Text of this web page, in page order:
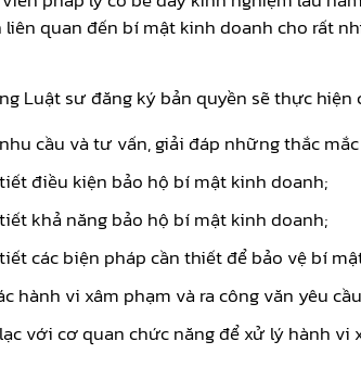
quan đến bí mật kinh doanh cho rất
Luật sư đăng ký bản quyền sẽ thực
cầu và tư vấn, giải đáp những thắc
điều kiện bảo hộ bí mật kinh doanh;
khả năng bảo hộ bí mật kinh doanh;
các biện pháp cần thiết để bảo vệ bí
hành vi xâm phạm và ra công văn yêu
với cơ quan chức năng để xử lý hành vi